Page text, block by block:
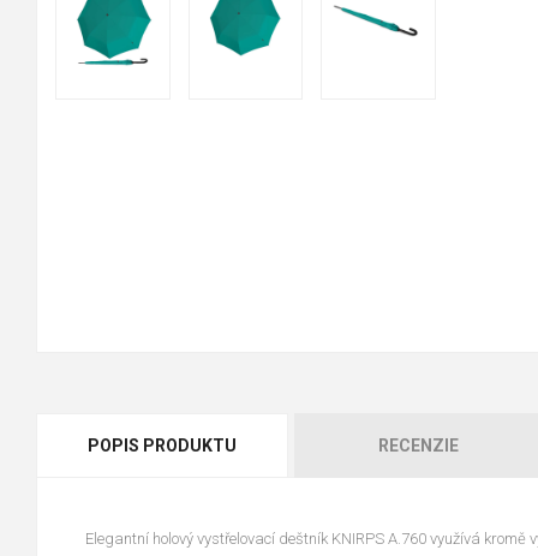
POPIS PRODUKTU RECENZIE
Elegantní holový vystřelovací deštník KNIRPS A.760 využívá kromě